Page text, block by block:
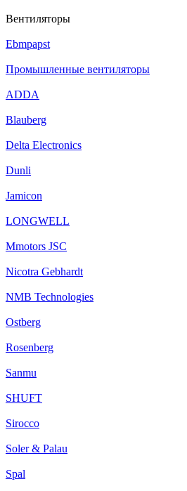
Вентиляторы
Ebmpapst
Промышленные вентиляторы
ADDA
Blauberg
Delta Electronics
Dunli
Jamicon
LONGWELL
Mmotors JSC
Nicotra Gebhardt
NMB Technologies
Ostberg
Rosenberg
Sanmu
SHUFT
Sirocco
Soler & Palau
Spal